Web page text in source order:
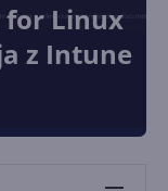
for Linux
z Intune